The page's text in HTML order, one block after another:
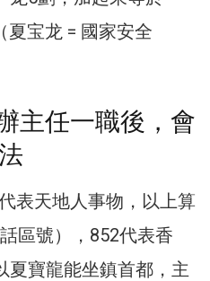
夏宝龙 = 國家安全
主任一職後，會
表天地人事物，以上算
區號），852代表香
夏寶龍能坐鎮首都，主